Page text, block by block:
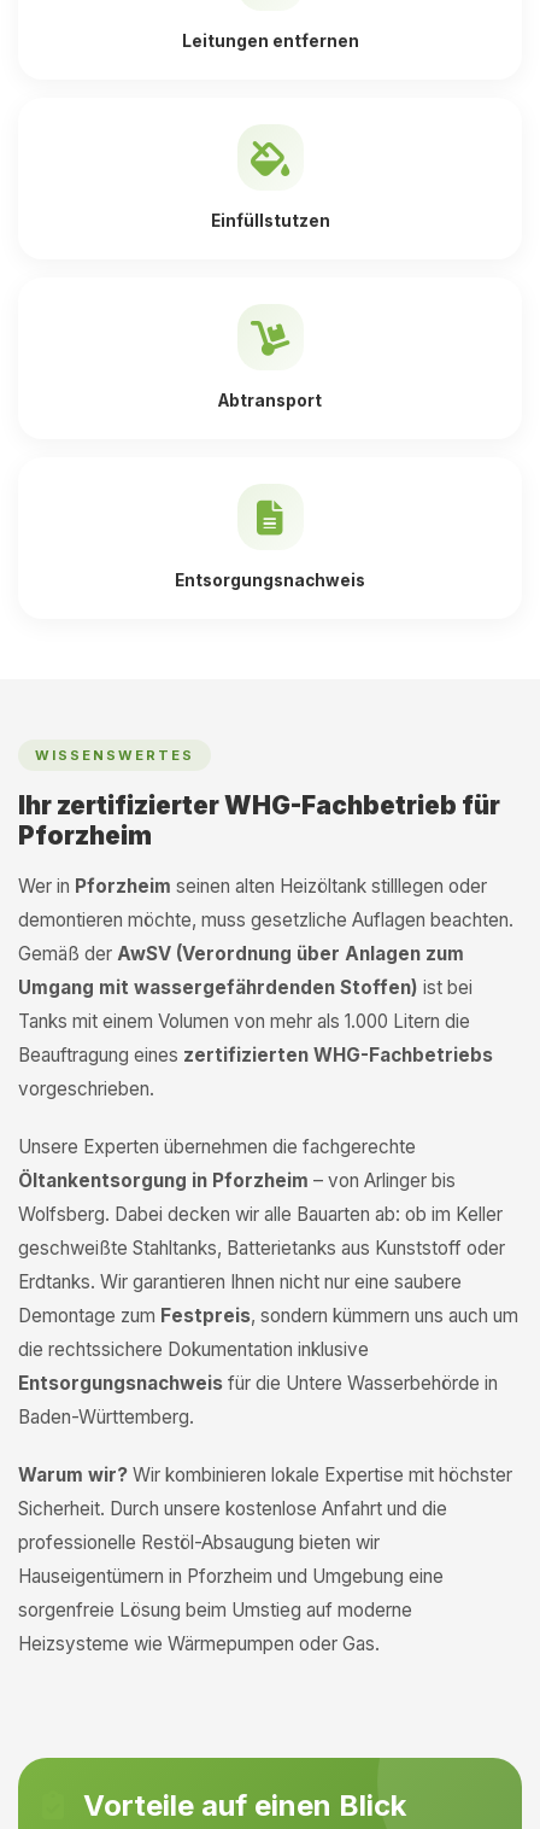
Leitungen entfernen
Einfüllstutzen
Abtransport
Entsorgungsnachweis
WISSENSWERTES
Ihr zertifizierter WHG-Fachbetrieb für
Pforzheim
Wer in Pforzheim seinen alten Heizöltank stilllegen oder
demontieren möchte, muss gesetzliche Auflagen beachten.
Gemäß der AwSV (Verordnung über Anlagen zum
Umgang mit wassergefährdenden Stoffen) ist bei
Tanks mit einem Volumen von mehr als 1.000 Litern die
Beauftragung eines zertifizierten WHG-Fachbetriebs
vorgeschrieben.
Unsere Experten übernehmen die fachgerechte
Öltankentsorgung in Pforzheim – von Arlinger bis
Wolfsberg. Dabei decken wir alle Bauarten ab: ob im Keller
geschweißte Stahltanks, Batterietanks aus Kunststoff oder
Erdtanks. Wir garantieren Ihnen nicht nur eine saubere
Demontage zum Festpreis, sondern kümmern uns auch um
die rechtssichere Dokumentation inklusive
Entsorgungsnachweis für die Untere Wasserbehörde in
Baden-Württemberg.
Warum wir? Wir kombinieren lokale Expertise mit höchster
Sicherheit. Durch unsere kostenlose Anfahrt und die
professionelle Restöl-Absaugung bieten wir
Hauseigentümern in Pforzheim und Umgebung eine
sorgenfreie Lösung beim Umstieg auf moderne
Heizsysteme wie Wärmepumpen oder Gas.
Vorteile auf einen Blick